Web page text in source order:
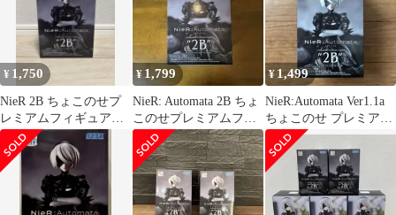
¥ 1,750
NieR 2B ちょこのせプ
レミアムフィギュア
ver.1.1a
¥1,799
NieR: Automata 2B ちょ
このせプレミアムフィ
ギュア ニーア
¥ 1,499
NieR:Automata Ver1.1a
ちょこのせ プレミアム
フィギュア2B